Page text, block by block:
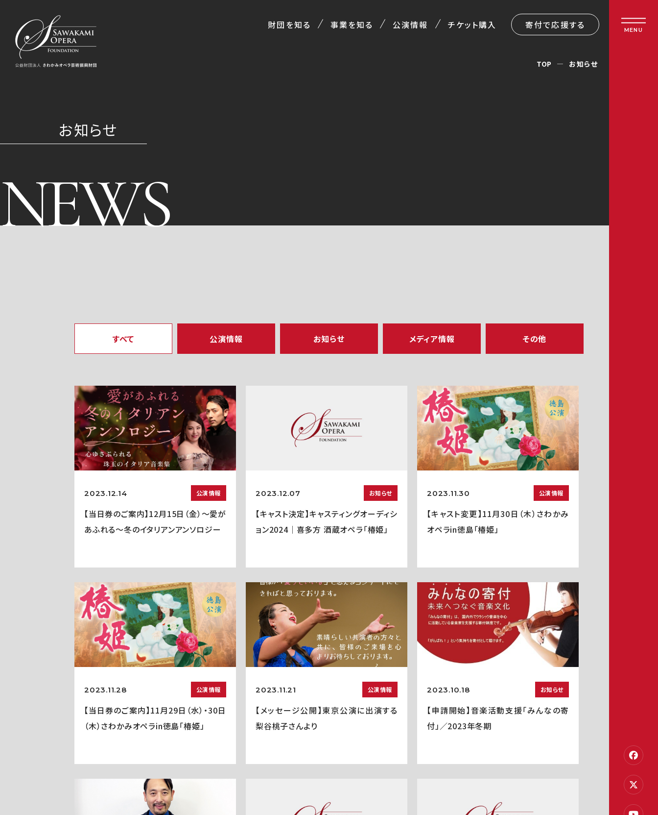
財団を知る 事業を知る 公演情報 チケット購入 寄付で応援する MENU
お知らせ
NEWS
TOP お知らせ
すべて 公演情報 お知らせ メディア情報 その他
2023.12.14 公演情報
【当日券のご案内】12月15日（金）～愛が
あふれる～冬のイタリアンアンソロジー
2023.12.07 お知らせ
【キャスト決定】キャスティングオーディシ
ョン2024｜喜多方 酒蔵オペラ「椿姫」
2023.11.30 公演情報
【キャスト変更】11月30日（木）さわかみ
オペラin徳島「椿姫」
2023.11.28 公演情報
【当日券のご案内】11月29日（水）・30日
（木）さわかみオペラin徳島「椿姫」
2023.11.21 公演情報
【メッセージ公開】東京公演に出演する
梨谷桃子さんより
2023.10.18 お知らせ
【申請開始】音楽活動支援「みんなの寄
付」／2023年冬期